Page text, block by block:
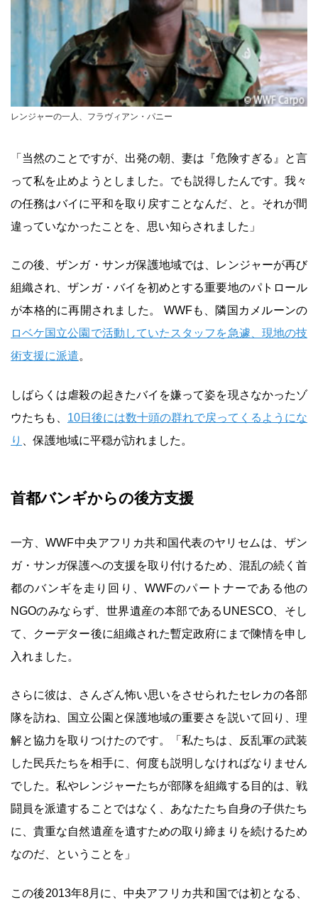
レンジャーの一人、フラヴィアン・パニー
「当然のことですが、出発の朝、妻は『危険すぎる』と言
って私を止めようとしました。でも説得したんです。我々
の任務はバイに平和を取り戻すことなんだ、と。それが間
違っていなかったことを、思い知らされました」
この後、ザンガ・サンガ保護地域では、レンジャーが再び
組織され、ザンガ・バイを初めとする重要地のパトロール
が本格的に再開されました。 WWFも、隣国カメルーンの
ロベケ国立公園で活動していたスタッフを急遽、現地の技
術支援に派遣。
しばらくは虐殺の起きたバイを嫌って姿を現さなかったゾ
ウたちも、 10日後には数十頭の群れで戻ってくるようにな
り
、保護地域に平穏が訪れました。
首都バンギからの後方支援
一方、WWF中央アフリカ共和国代表のヤリセムは、ザン
ガ・サンガ保護への支援を取り付けるため、混乱の続く首
都のバンギを走り回り、WWFのパートナーである他の
NGOのみならず、世界遺産の本部であるUNESCO、そし
て、クーデター後に組織された暫定政府にまで陳情を申し
入れました。
さらに彼は、さんざん怖い思いをさせられたセレカの各部
隊を訪ね、国立公園と保護地域の重要さを説いて回り、理
解と協力を取りつけたのです。「私たちは、反乱軍の武装
した民兵たちを相手に、何度も説明しなければなりません
でした。私やレンジャーたちが部隊を組織する目的は、戦
闘員を派遣することではなく、あなたたち自身の子供たち
に、貴重な自然遺産を遺すための取り締まりを続けるため
なのだ、ということを」
この後2013年8月に、中央アフリカ共和国では初となる、